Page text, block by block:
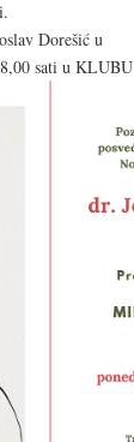
Dorešić u
sati u